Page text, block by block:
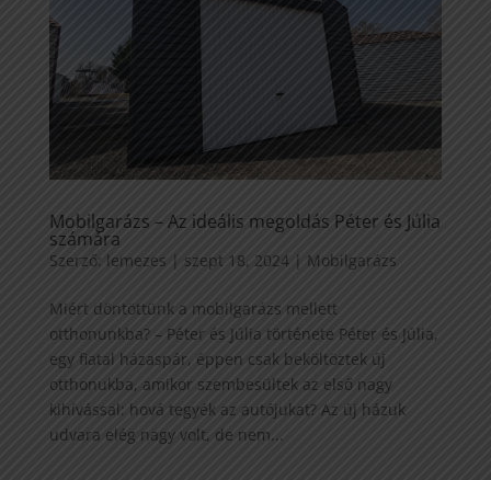
Mobilgarázs – Az ideális megoldás Péter és Júlia
számára
Szerző: lemezes szept 18, 2024| Mobilgarázs
Miért döntöttünk a mobilgarázs mellett
otthonunkba? – Péter és Júlia története Péter és Júlia,
egy fiatal házaspár, éppen csak beköltöztek új
otthonukba, amikor szembesültek az első nagy
kihívással: hová tegyék az autójukat? Az új házuk
udvara elég nagy volt, de nem...